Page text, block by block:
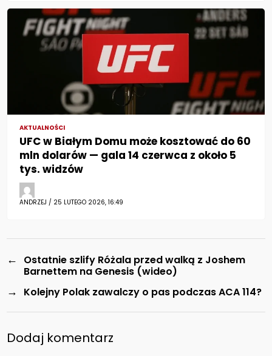
AKTUALNOŚCI
UFC w Białym Domu może kosztować do 60
mln dolarów — gala 14 czerwca z około 5
tys. widzów
ANDRZEJ / 25 LUTEGO 2026, 16:49
←
Ostatnie szlify Różala przed walką z Joshem
Barnettem na Genesis (wideo)
→ Kolejny Polak zawalczy o pas podczas ACA 114?
Dodaj komentarz